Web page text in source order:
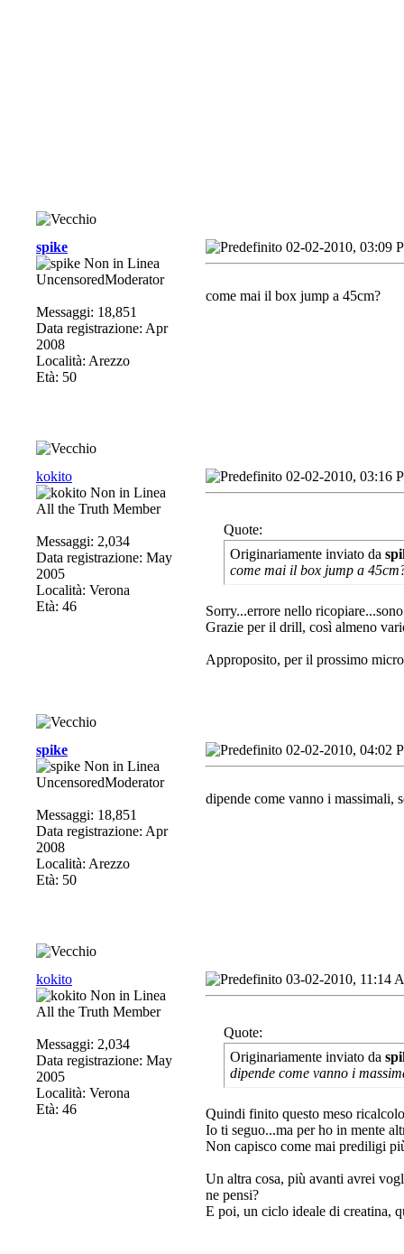
spike
UncensoredModerator
Messaggi: 18,851
Data registrazione: Apr
2008
Località: Arezzo
Età: 50
02-02-2010, 03:09
come mai il box jump a 45cm?
kokito
All the Truth Member
Messaggi: 2,034
Data registrazione: May
2005
Località: Verona
Età: 46
02-02-2010, 03:16
Quote:
Originariamente inviato da
come mai il box jump a
Sorry...errore nello
Grazie per il drill, così almeno
Approposito, per il prossimo
spike
UncensoredModerator
Messaggi: 18,851
Data registrazione: Apr
2008
Località: Arezzo
Età: 50
02-02-2010, 04:02
dipende come vanno i massimali,
kokito
All the Truth Member
Messaggi: 2,034
Data registrazione: May
2005
Località: Verona
Età: 46
03-02-2010, 11:14
Quote:
Originariamente inviato da
dipende come vanno i
Quindi finito questo meso
Io ti seguo...ma per ho in mente
Non capisco come mai prediligi
Un altra cosa, più avanti avrei
ne pensi?
E poi, un ciclo ideale di creatina,